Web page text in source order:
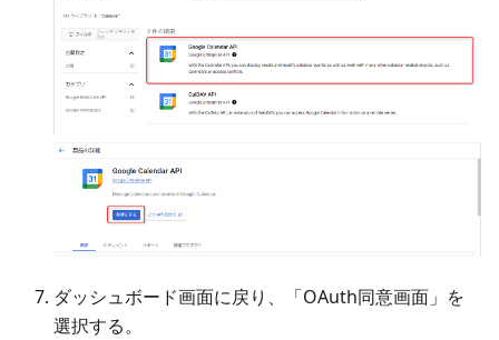
ダッシュボード画面に戻り、「OAuth同意画面」を
選択する。